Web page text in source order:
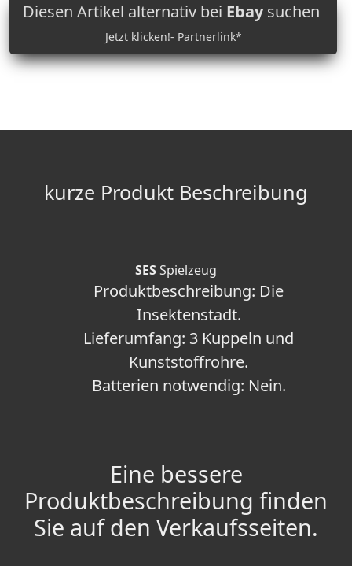
Diesen Artikel alternativ bei Ebaysuchen
Jetzt klicken!- Partnerlink*
kurze Produkt Beschreibung
SESSpielzeug
Produktbeschreibung: Die
Insektenstadt.
Lieferumfang: 3 Kuppeln und
Kunststoffrohre.
Batterien notwendig: Nein.
Eine bessere
Produktbeschreibung finden
Sie auf den Verkaufsseiten.